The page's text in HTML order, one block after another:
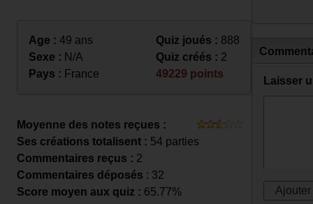
Age : 49 ans
Sexe : N/A
Pays : France
Quiz joués : 888
Quiz créés : 2
49229 points
Moyenne des notes reçues :
Ses créations totalisent : 54 parties
Commentaires reçus : 2
Commentaires déposés : 32
Score moyen aux quiz : 65.77%
Laisser